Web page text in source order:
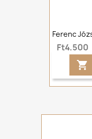
Ferenc
Ft4,500
